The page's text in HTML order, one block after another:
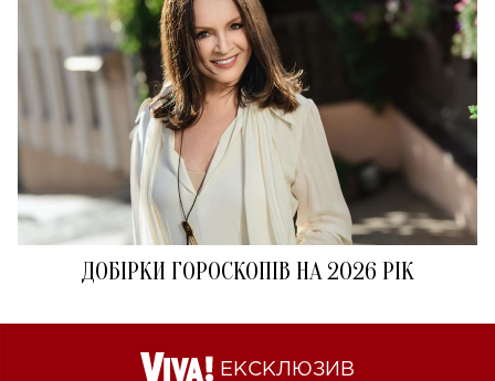
ДОБІРКИ ГОРОСКОПІВ НА 2026 РІК
ЕКСКЛЮЗИВ